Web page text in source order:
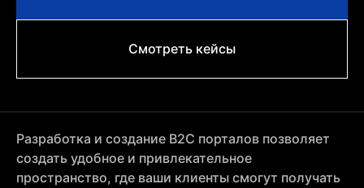
Смотреть кейсы
Разработка и создание B2C порталов позволяет
создать удобное и привлекательное
пространство, где ваши клиенты смогут получать